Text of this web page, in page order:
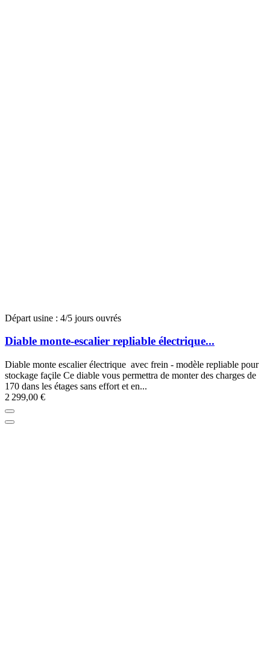
Départ usine : 4/5 jours ouvrés
Diable monte-escalier repliable électrique...
Diable monte escalier électrique avec frein - modèle repliable pour
stockage façile Ce diable vous permettra de monter des charges de
170 dans les étages sans effort et en...
2 299,00 €